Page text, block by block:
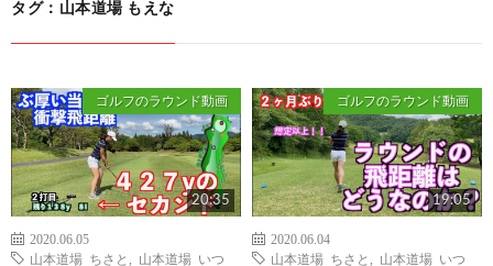
タグ：山本道場 もえな
ゴルフのラウンド動画
20:35
2020.06.05
山本道場 ちさと
山本道場 いつ
ゴルフのラウンド動画
19:05
2020.06.04
山本道場 ちさと
山本道場 いつ